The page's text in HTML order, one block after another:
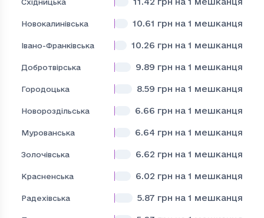
Новокалинівська 10.61 грн на 1 мешканця
Івано-Франківська 10.26 грн на 1 мешканця
Добротвірська 9.89 грн на 1 мешканця
Городоцька 8.59 грн на 1 мешканця
Новороздільська 6.66 грн на 1 мешканця
Мурованська 6.64 грн на 1 мешканця
Золочівська 6.62 грн на 1 мешканця
Красненська 6.02 грн на 1 мешканця
Радехівська 5.87 грн на 1 мешканця